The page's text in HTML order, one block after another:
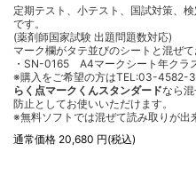
定期テスト、小テスト、国試対策、
です。
(薬剤師国家試験 出題問題数対応)
マーク欄がタテ並びのシートと混ぜて
・SN-0165 A4マークシート年クラ
※購入をご希望の方はTEL:03-4582-
らく点マークくんスタンダードなら
防止としてお使いいただけます。
※無料ソフトでは混ぜて読み取りが出
通常価格 20,680 円(税込)